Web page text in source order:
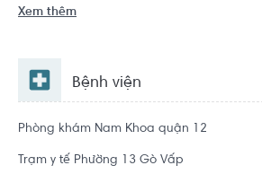
Xem thêm
Bệnh viện
Phòng khám Nam Khoa quận 12
Trạm y tế Phường 13 Gò Vấp